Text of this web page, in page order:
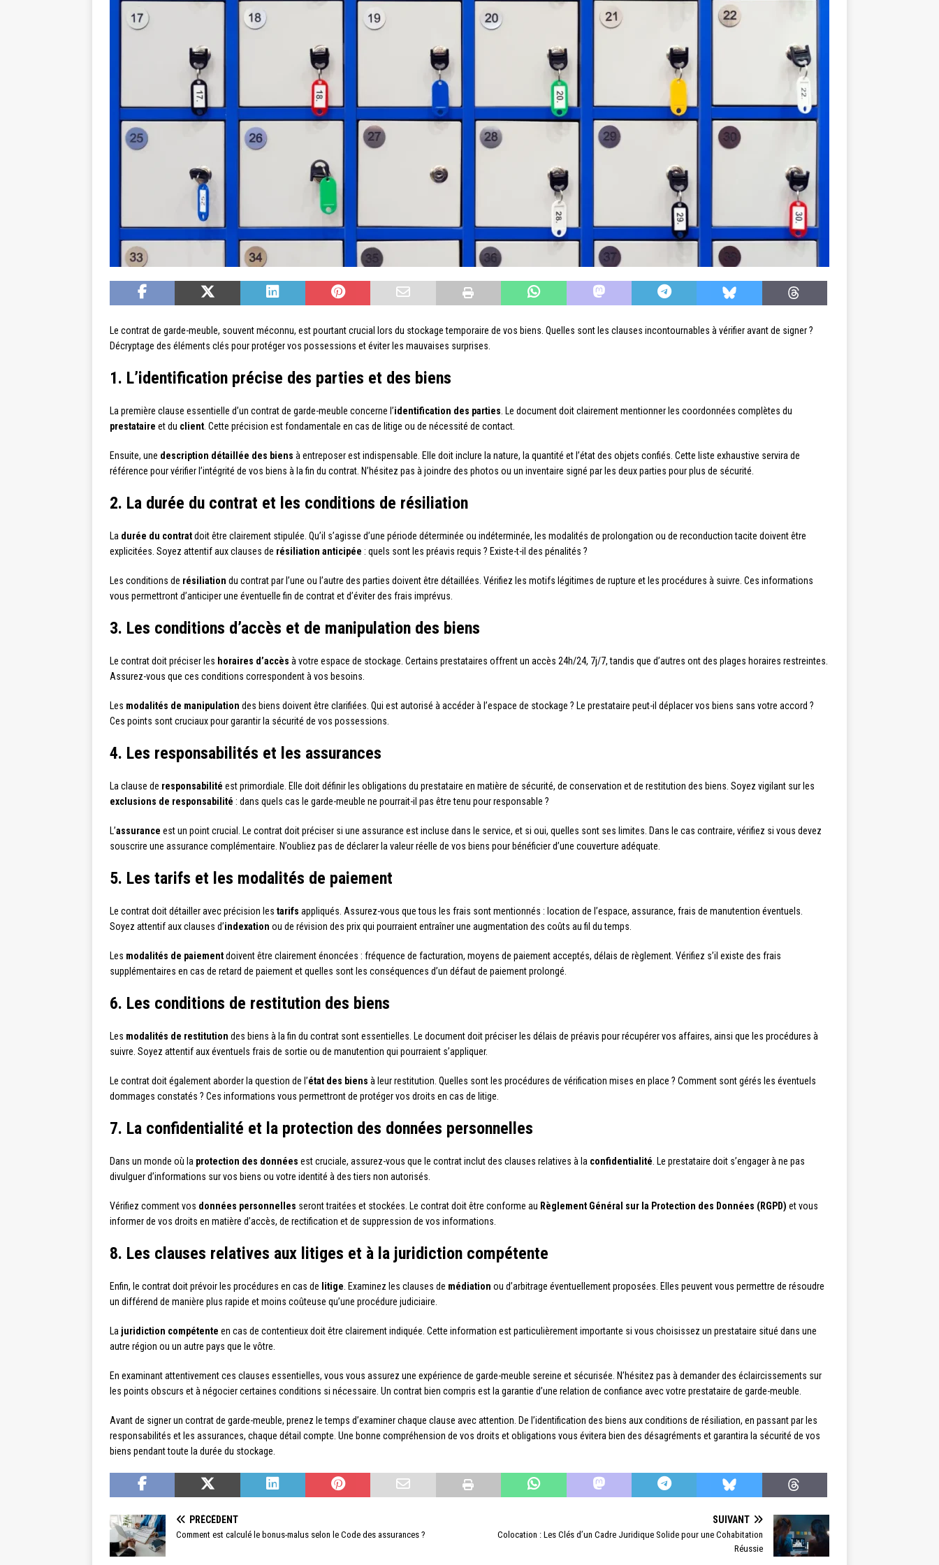
Le contrat de garde-meuble, souvent méconnu, est pourtant crucial lors du stockage temporaire de vos biens. Quelles sont les clauses incontournables à vérifier avant de signer ?
Décryptage des éléments clés pour protéger vos possessions et éviter les mauvaises surprises.
1. L’identification précise des parties et des biens
La première clause essentielle d’un contrat de garde-meuble concerne l’identification des parties . Le document doit clairement mentionner les coordonnées complètes du
prestataire et du client . Cette précision est fondamentale en cas de litige ou de nécessité de contact.
Ensuite, une description détaillée des biens à entreposer est indispensable. Elle doit inclure la nature, la quantité et l’état des objets confiés. Cette liste exhaustive servira de
référence pour vérifier l’intégrité de vos biens à la fin du contrat. N’hésitez pas à joindre des photos ou un inventaire signé par les deux parties pour plus de sécurité.
2. La durée du contrat et les conditions de résiliation
La durée du contratdoit être clairement stipulée. Qu’il s’agisse d’une période déterminée ou indéterminée, les modalités de prolongation ou de reconduction tacite doivent être
explicitées. Soyez attentif aux clauses de résiliation anticipée : quels sont les préavis requis ? Existe-t-il des pénalités ?
Les conditions de résiliation du contrat par l’une ou l’autre des parties doivent être détaillées. Vérifiez les motifs légitimes de rupture et les procédures à suivre. Ces informations
vous permettront d’anticiper une éventuelle fin de contrat et d’éviter des frais imprévus.
3. Les conditions d’accès et de manipulation des biens
Le contrat doit préciser les horaires d’accès à votre espace de stockage. Certains prestataires offrent un accès 24h/24, 7j/7, tandis que d’autres ont des plages horaires restreintes.
Assurez-vous que ces conditions correspondent à vos besoins.
Les modalités de manipulation des biens doivent être clarifiées. Qui est autorisé à accéder à l’espace de stockage ? Le prestataire peut-il déplacer vos biens sans votre accord ?
Ces points sont cruciaux pour garantir la sécurité de vos possessions.
4. Les responsabilités et les assurances
La clause de responsabilité est primordiale. Elle doit définir les obligations du prestataire en matière de sécurité, de conservation et de restitution des biens. Soyez vigilant sur les
exclusions de responsabilité : dans quels cas le garde-meuble ne pourrait-il pas être tenu pour responsable ?
L’assurance est un point crucial. Le contrat doit préciser si une assurance est incluse dans le service, et si oui, quelles sont ses limites. Dans le cas contraire, vérifiez si vous devez
souscrire une assurance complémentaire. N’oubliez pas de déclarer la valeur réelle de vos biens pour bénéficier d’une couverture adéquate.
5. Les tarifs et les modalités de paiement
Le contrat doit détailler avec précision les tarifs appliqués. Assurez-vous que tous les frais sont mentionnés : location de l’espace, assurance, frais de manutention éventuels.
Soyez attentif aux clauses d’indexation ou de révision des prix qui pourraient entraîner une augmentation des coûts au fil du temps.
Les modalités de paiementdoivent être clairement énoncées : fréquence de facturation, moyens de paiement acceptés, délais de règlement. Vérifiez s’il existe des frais
supplémentaires en cas de retard de paiement et quelles sont les conséquences d’un défaut de paiement prolongé.
6. Les conditions de restitution des biens
Les modalités de restitution des biens à la fin du contrat sont essentielles. Le document doit préciser les délais de préavis pour récupérer vos affaires, ainsi que les procédures à
suivre. Soyez attentif aux éventuels frais de sortie ou de manutention qui pourraient s’appliquer.
Le contrat doit également aborder la question de l’état des biens à leur restitution. Quelles sont les procédures de vérification mises en place ? Comment sont gérés les éventuels
dommages constatés ? Ces informations vous permettront de protéger vos droits en cas de litige.
7. La confidentialité et la protection des données personnelles
Dans un monde où la protection des données est cruciale, assurez-vous que le contrat inclut des clauses relatives à la confidentialité . Le prestataire doit s’engager à ne pas
divulguer d’informations sur vos biens ou votre identité à des tiers non autorisés.
Vérifiez comment vos données personnelles seront traitées et stockées. Le contrat doit être conforme au Règlement Général sur la Protection des Données (RGPD) et vous
informer de vos droits en matière d’accès, de rectification et de suppression de vos informations.
8. Les clauses relatives aux litiges et à la juridiction compétente
Enfin, le contrat doit prévoir les procédures en cas de litige . Examinez les clauses de médiation ou d’arbitrage éventuellement proposées. Elles peuvent vous permettre de résoudre
un différend de manière plus rapide et moins coûteuse qu’une procédure judiciaire.
La juridiction compétente en cas de contentieux doit être clairement indiquée. Cette information est particulièrement importante si vous choisissez un prestataire situé dans une
autre région ou un autre pays que le vôtre.
En examinant attentivement ces clauses essentielles, vous vous assurez une expérience de garde-meuble sereine et sécurisée. N’hésitez pas à demander des éclaircissements sur
les points obscurs et à négocier certaines conditions si nécessaire. Un contrat bien compris est la garantie d’une relation de confiance avec votre prestataire de garde-meuble.
Avant de signer un contrat de garde-meuble, prenez le temps d’examiner chaque clause avec attention. De l’identification des biens aux conditions de résiliation, en passant par les
responsabilités et les assurances, chaque détail compte. Une bonne compréhension de vos droits et obligations vous évitera bien des désagréments et garantira la sécurité de vos
biens pendant toute la durée du stockage.
PRÉCÉDENT
Comment est calculé le bonus-malus selon le Code des assurances ?
SUIVANT
Colocation : Les Clés d’un Cadre Juridique Solide pour une Cohabitation
Réussie